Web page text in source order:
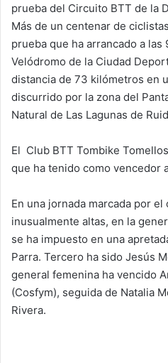
prueba del Circuito BTT de la
Más de un centenar de
prueba que ha arrancado a las
Velódromo de la Ciudad
distancia de 73 kilómetros en
discurrido por la zona del
Natural de Las Lagunas de
El Club BTT Tombike
que ha tenido como vencedor
En una jornada marcada por
inusualmente altas, en la
se ha impuesto en una
Parra. Tercero ha sido Jesús
general femenina ha vencido
(Cosfym), seguida de Natalia
Rivera.